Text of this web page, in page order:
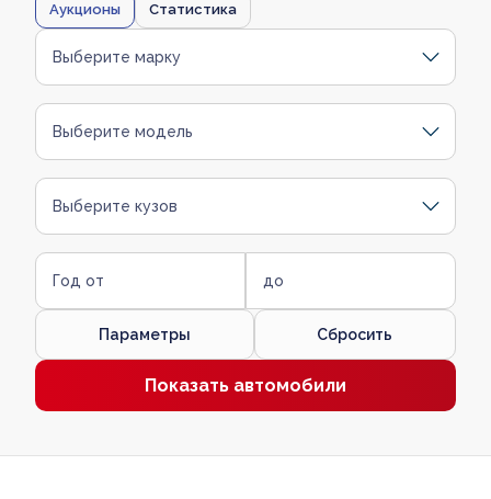
Аукционы Статистика
Выберите марку
Выберите модель
Выберите кузов
Год от до
Параметры Сбросить
Показать автомобили